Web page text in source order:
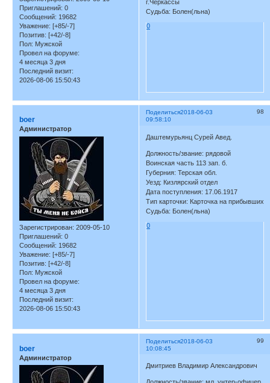
Приглашений: 0
Сообщений: 19682
Уважение: [+85/-7]
Позитив: [+42/-8]
Пол: Мужской
Провел на форуме:
4 месяца 3 дня
Последний визит:
2026-08-06 15:50:43
г.Черкассы
Судьба: Болен(льна)
0
Поделиться 98
2018-06-03
09:58:10
boer
Администратор
Зарегистрирован: 2009-05-10
Приглашений: 0
Сообщений: 19682
Уважение: [+85/-7]
Позитив: [+42/-8]
Пол: Мужской
Провел на форуме:
4 месяца 3 дня
Последний визит:
2026-08-06 15:50:43
Даштемурьянц Сурей Авед.
Должность/звание: рядовой
Воинская часть 113 зап. б.
Губерния: Терская обл.
Уезд: Кизлярский отдел
Дата поступления: 17.06.1917
Тип карточки: Карточка на прибывших
Судьба: Болен(льна)
0
Поделиться 99
2018-06-03
10:08:45
boer
Администратор
Дмитриев Владимир Александрович